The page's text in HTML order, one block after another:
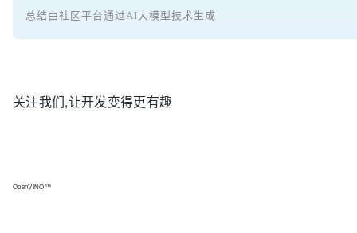
总结由社区平台通过AI大模型技术生成
关注我们,让开发变得更有趣
OpenVINO™